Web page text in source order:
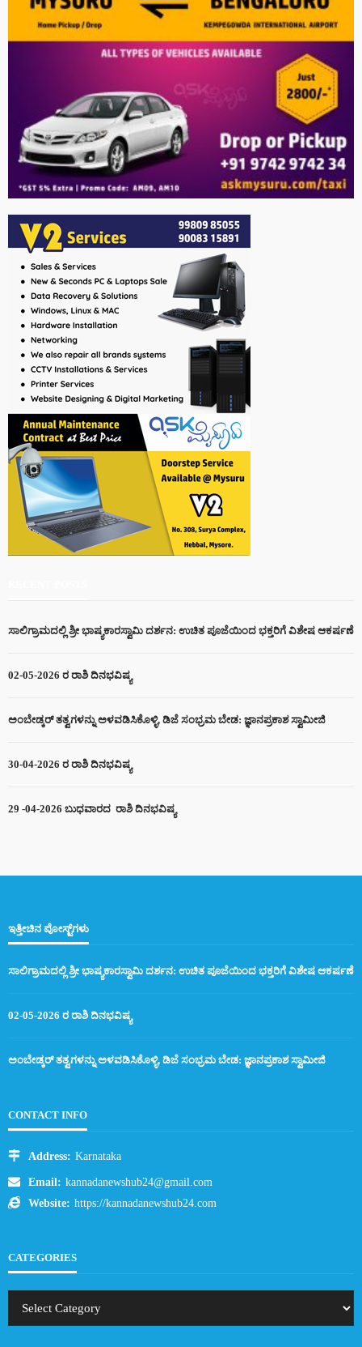
ಸಾಲಿಗ್ರಾಮದಲ್ಲಿ ಶ್ರೀ ಭಾಷ್ಯಕಾರಸ್ವಾಮಿ ದರ್ಶನ: ಉಚಿತ ಪೂಜೆಯಿಂದ ಭಕ್ತರಿಗೆ ವಿಶೇಷ ಆಕರ್ಷಣೆ
02-05-2026 ರ ರಾಶಿ ದಿನಭವಿಷ್ಯ
ಅಂಬೇಡ್ಕರ್ ತತ್ವಗಳನ್ನು ಅಳವಡಿಸಿಕೊಳ್ಳಿ, ಡಿಜೆ ಸಂಭ್ರಮ ಬೇಡ: ಜ್ಞಾನಪ್ರಕಾಶ ಸ್ವಾಮೀಜಿ
30-04-2026 ರ ರಾಶಿ ದಿನಭವಿಷ್ಯ
29 -04-2026 ಬುಧವಾರದ ರಾಶಿ ದಿನಭವಿಷ್ಯ
ಇತ್ತೀಚಿನ ಪೋಸ್ಟ್‌ಗಳು
ಸಾಲಿಗ್ರಾಮದಲ್ಲಿ ಶ್ರೀ ಭಾಷ್ಯಕಾರಸ್ವಾಮಿ ದರ್ಶನ: ಉಚಿತ ಪೂಜೆಯಿಂದ ಭಕ್ತರಿಗೆ ವಿಶೇಷ ಆಕರ್ಷಣೆ
02-05-2026 ರ ರಾಶಿ ದಿನಭವಿಷ್ಯ
ಅಂಬೇಡ್ಕರ್ ತತ್ವಗಳನ್ನು ಅಳವಡಿಸಿಕೊಳ್ಳಿ, ಡಿಜೆ ಸಂಭ್ರಮ ಬೇಡ: ಜ್ಞಾನಪ್ರಕಾಶ ಸ್ವಾಮೀಜಿ
CONTACT INFO
Address: Karnataka
Email: kannadanewshub24@gmail.com
Website: https://kannadanewshub24.com
CATEGORIES